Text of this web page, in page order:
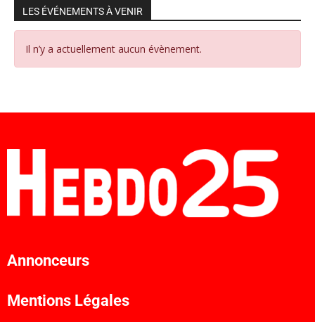
LES ÉVÉNEMENTS À VENIR
Il n’y a actuellement aucun évènement.
Annonceurs
Mentions Légales